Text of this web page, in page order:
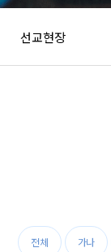
선교현장
전체 가나
열린 분류